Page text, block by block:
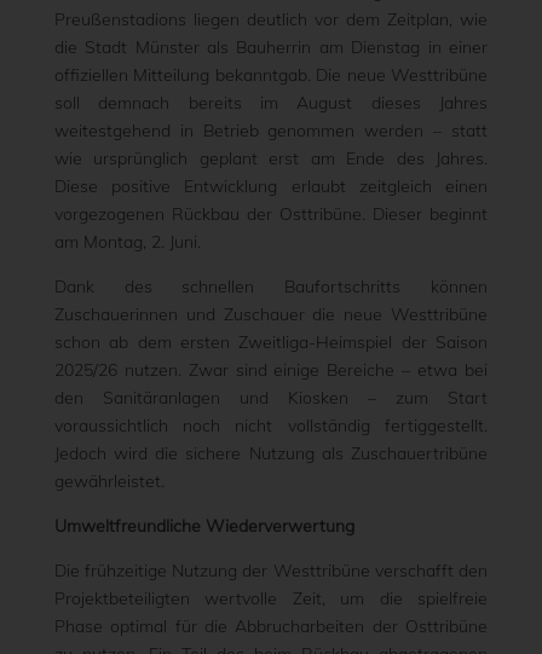
Preußenstadions liegen deutlich vor dem Zeitplan, wie
die Stadt Münster als Bauherrin am Dienstag in einer
offiziellen Mitteilung bekanntgab. Die neue Westtribüne
soll demnach bereits im August dieses Jahres
weitestgehend in Betrieb genommen werden – statt
wie ursprünglich geplant erst am Ende des Jahres.
Diese positive Entwicklung erlaubt zeitgleich einen
vorgezogenen Rückbau der Osttribüne. Dieser beginnt
am Montag, 2. Juni.
Dank des schnellen Baufortschritts können
Zuschauerinnen und Zuschauer die neue Westtribüne
schon ab dem ersten Zweitliga-Heimspiel der Saison
2025/26 nutzen. Zwar sind einige Bereiche – etwa bei
den Sanitäranlagen und Kiosken – zum Start
voraussichtlich noch nicht vollständig fertiggestellt.
Jedoch wird die sichere Nutzung als Zuschauertribüne
gewährleistet.
Umweltfreundliche Wiederverwertung
Die frühzeitige Nutzung der Westtribüne verschafft den
Projektbeteiligten wertvolle Zeit, um die spielfreie
Phase optimal für die Abbrucharbeiten der Osttribüne